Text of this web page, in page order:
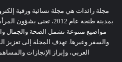
مجلة رائدات هي مجلة نسائية ورقية
بمدينة طنجة عام 2012،
مواضيع متنوعة تشمل الصحة والجمال
والسفر وغيرها. تهدف المجلة إلى تعزيز
العربي، وإبراز الإنجازات